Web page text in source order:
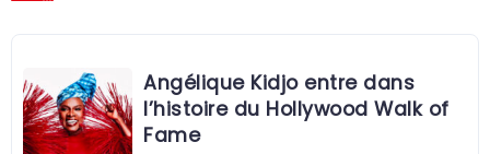
Angélique Kidjo entre dans
l’histoire du Hollywood Walk of
Fame